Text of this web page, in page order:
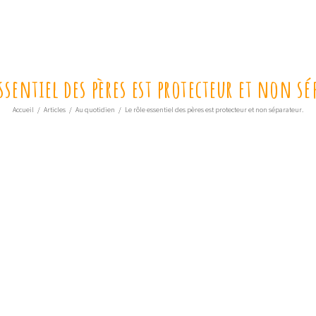
des pères est protecteur et non
Accueil / Articles / Au quotidien / Le rôle essentiel des pères est protecteur et non séparateur.